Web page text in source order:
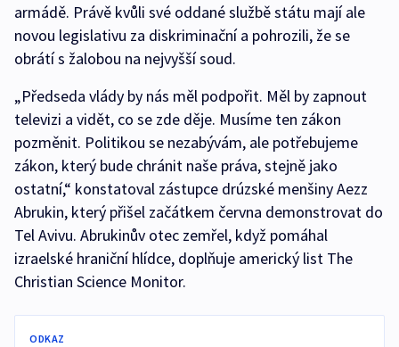
armádě. Právě kvůli své oddané službě státu mají ale
novou legislativu za diskriminační a pohrozili, že se
obrátí s žalobou na nejvyšší soud.
„Předseda vlády by nás měl podpořit. Měl by zapnout
televizi a vidět, co se zde děje. Musíme ten zákon
pozměnit. Politikou se nezabývám, ale potřebujeme
zákon, který bude chránit naše práva, stejně jako
ostatní,“ konstatoval zástupce drúzské menšiny Aezz
Abrukin, který přišel začátkem června demonstrovat do
Tel Avivu. Abrukinův otec zemřel, když pomáhal
izraelské hraniční hlídce, doplňuje americký list The
Christian Science Monitor.
ODKAZ